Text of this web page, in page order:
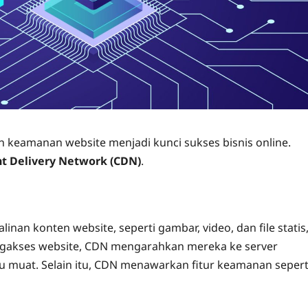
website menjadi kunci sukses bisnis online.
Delivery Network (CDN).
konten website, seperti gambar, video, dan file statis,
website, CDN mengarahkan mereka ke server
Selain itu, CDN menawarkan fitur keamanan